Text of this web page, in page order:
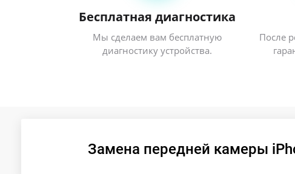
Бесплатная диагностика
Мы сделаем вам бесплатную
диагностику устройства.
После
Замена передней камеры